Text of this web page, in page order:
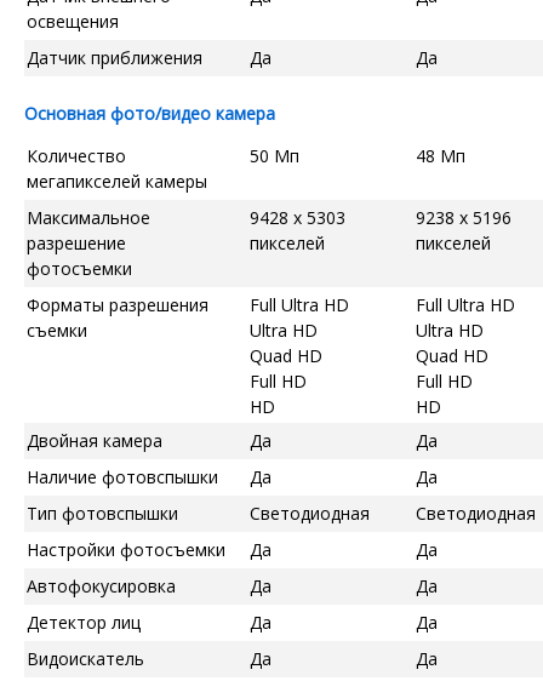
освещения
Датчик приближения Да Да
Основная фото/видео камера
Количество
мегапикселей камеры
50 Мп 48 Мп
Максимальное
разрешение
фотосъемки
9428 x 5303
пикселей
9238 x 5196
пикселей
Форматы разрешения
съемки
Full Ultra HD
Ultra HD
Quad HD
Full HD
HD
Full Ultra HD
Ultra HD
Quad HD
Full HD
HD
Двойная камера
Да
Да
Наличие фотовспышки
Да
Да
Тип фотовспышки
Светодиодная
Светодиодная
Настройки фотосъемки
Да
Да
Автофокусировка
Да
Да
Детектор лиц
Да
Да
Видоискатель
Да
Да